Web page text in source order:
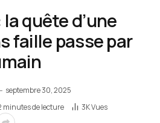
quête d’une
faille passe par
septembre 30, 2025
minutes de lecture 3KVues